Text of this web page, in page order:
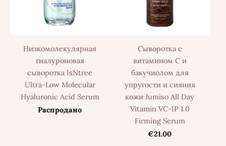
Низкомолекулярная
гиалуроновая
сыворотка IsNtree
Ultra-Low Molecular
Hyaluronic Acid Serum
Распродано
Сыворотка с
витамином C и
бакучиолом для
упругости и сияния
кожи Jumiso All Day
Vitamin VC-IP 1.0
Firming Serum
€21.00